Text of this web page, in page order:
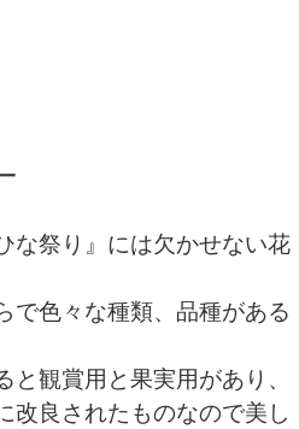
な祭り』には欠かせない花
で色々な種類、品種がある
と観賞用と果実用があり、
改良されたものなので美し